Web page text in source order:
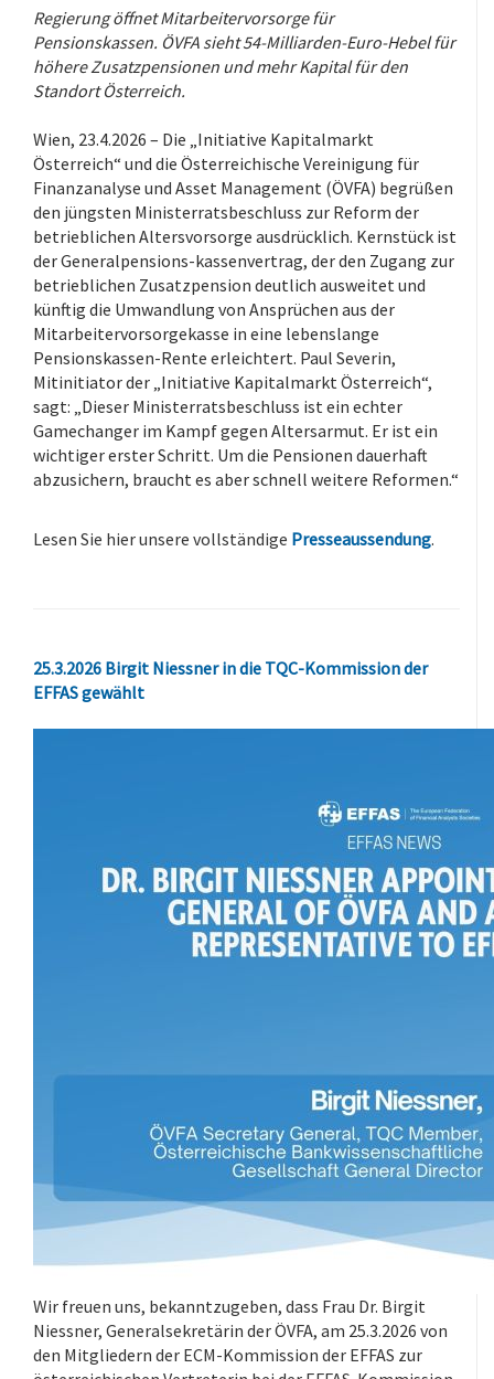
Regierung öffnet Mitarbeitervorsorge für
Pensionskassen. ÖVFA sieht 54-Milliarden-Euro-Hebel für
höhere Zusatzpensionen und mehr Kapital für den
Standort Österreich.
Wien, 23.4.2026 – Die „Initiative Kapitalmarkt
Österreich“ und die Österreichische Vereinigung für
Finanzanalyse und Asset Management (ÖVFA) begrüßen
den jüngsten Ministerratsbeschluss zur Reform der
betrieblichen Altersvorsorge ausdrücklich. Kernstück ist
der Generalpensions-kassenvertrag, der den Zugang zur
betrieblichen Zusatzpension deutlich ausweitet und
künftig die Umwandlung von Ansprüchen aus der
Mitarbeitervorsorgekasse in eine lebenslange
Pensionskassen-Rente erleichtert. Paul Severin,
Mitinitiator der „Initiative Kapitalmarkt Österreich“,
sagt: „Dieser Ministerratsbeschluss ist ein echter
Gamechanger im Kampf gegen Altersarmut. Er ist ein
wichtiger erster Schritt. Um die Pensionen dauerhaft
abzusichern, braucht es aber schnell weitere Reformen.“
Lesen Sie hier unsere vollständige Presseaussendung.
25.3.2026 Birgit Niessner in die TQC-Kommission der
EFFAS gewählt
Wir freuen uns, bekanntzugeben, dass Frau Dr. Birgit
Niessner, Generalsekretärin der ÖVFA, am 25.3.2026 von
den Mitgliedern der ECM-Kommission der EFFAS zur